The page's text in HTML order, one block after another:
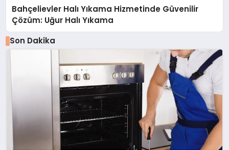
Bahçelievler Halı Yıkama Hizmetinde Güvenilir
Çözüm: Uğur Halı Yıkama
Son Dakika